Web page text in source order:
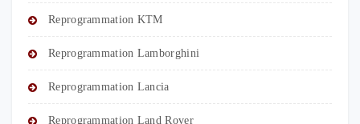
Reprogrammation KTM
Reprogrammation Lamborghini
Reprogrammation Lancia
Reprogrammation Land Rover